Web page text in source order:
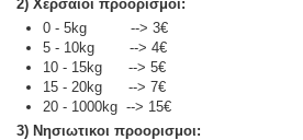
2) Χερσαίοι προορισμοί:
0 - 5kg --> 3€
5 - 10kg --> 4€
10 - 15kg --> 5€
15 - 20kg --> 7€
20 - 1000kg --> 15€
3) Νησιωτικοι προορισμοι: